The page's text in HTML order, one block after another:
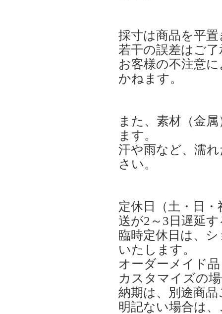
採寸は商品を平
若干の誤差はご
お客様の不注意
かねます。
また、素材（金
ます。
汗や雨など、濡
さい。
定休日（土・日
送が2～3日遅延
臨時定休日は、
いたします。
オーダーメイド
カスタマイズの
納期は、別途商
明記ない場合は